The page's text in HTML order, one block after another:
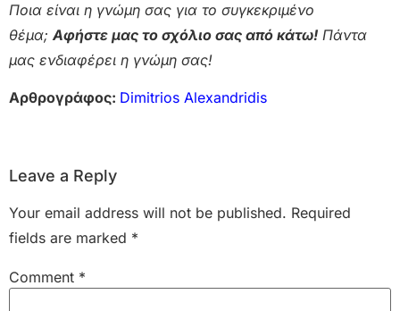
Ποια είναι η γνώμη σας για το συγκεκριμένο
θέμα;Αφήστε μας το σχόλιο σας από κάτω! Πάντα
μας ενδιαφέρει η γνώμη σας!
Αρθρογράφος: Dimitrios Alexandridis
Leave a Reply
Your email address will not be published. Required
fields are marked *
Comment *